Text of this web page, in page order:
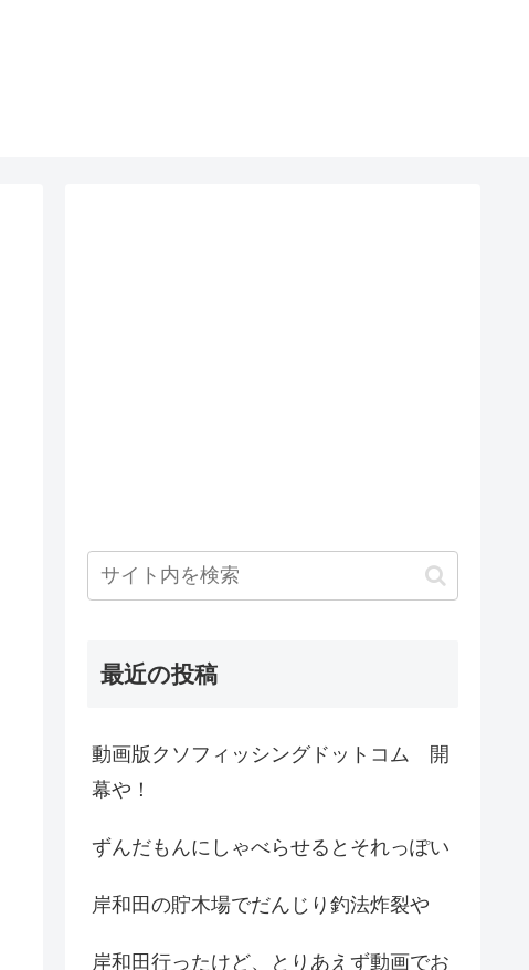
最近の投稿
動画版クソフィッシングドットコム 開
幕や！
ずんだもんにしゃべらせるとそれっぽい
岸和田の貯木場でだんじり釣法炸裂や
岸和田行ったけど、とりあえず動画でお